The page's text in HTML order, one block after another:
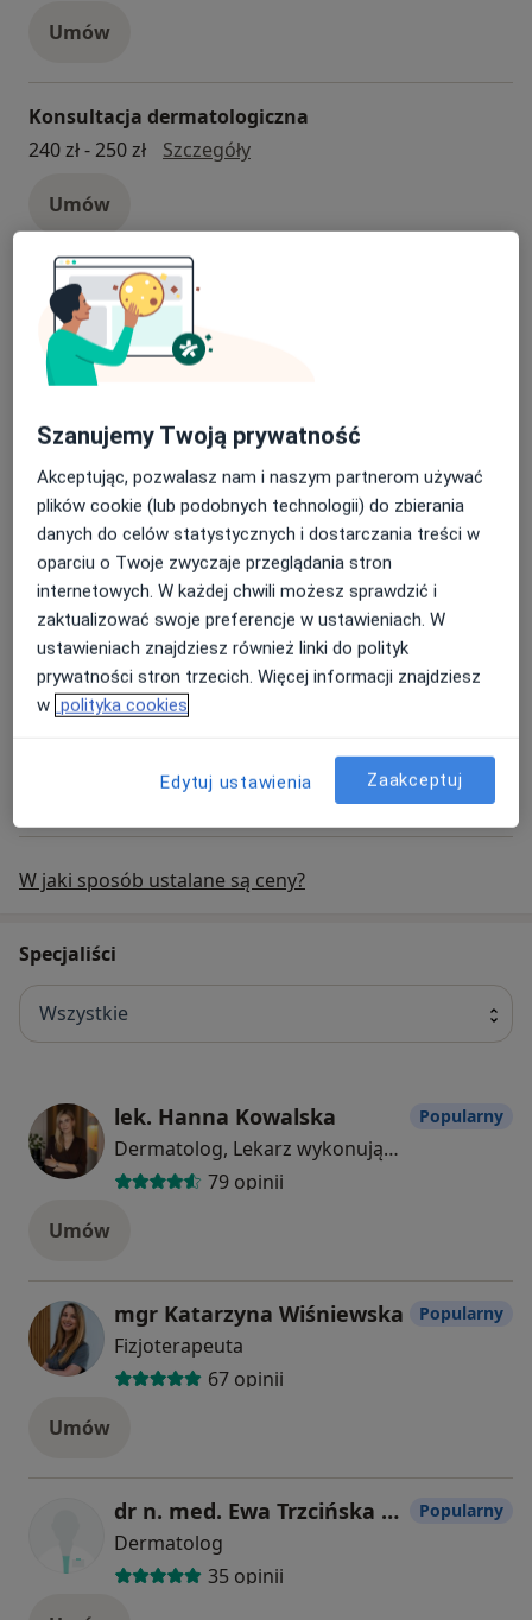
Umów
Konsultacja dermatologiczna
240 zł - 250 zł
Szczegółykonsultacja dermatologiczna
Umów
Konsultacja z zakresu medycyny estetycznej
Od 180 zł
Szczegóły
Umów
1 200 zł - 5 000 zł
Szczegóły Kwas hialuronowy
Umów
Laserowe usuwanie blizn
Od 300 zł
Szczegóły laserowe usuwanie blizn
Umów
W jaki sposób ustalane są ceny?
Specjaliści
Wszystkie
lek. Hanna Kowalska
Dermatolog, Lekarz wykonujący zabiegi medycyny estetycznej
79 opinii
Popularny
Umów
mgr Katarzyna Wiśniewska
Fizjoterapeuta
67 opinii
Popularny
Umów
dr n. med. Ewa Trzcińska - Bill
Dermatolog
35 opinii
Popularny
Szanujemy Twoją prywatność
Akceptując, pozwalasz nam i naszym partnerom używać
plików cookie (lub podobnych technologii) do zbierania
danych do celów statystycznych i dostarczania treści w
oparciu o Twoje zwyczaje przeglądania stron
internetowych. W każdej chwili możesz sprawdzić i
zaktualizować swoje preferencje w ustawieniach. W
ustawieniach znajdziesz również linki do polityk
prywatności stron trzecich. Więcej informacji znajdziesz
w polityka cookies
Edytuj ustawienia Zaakceptuj